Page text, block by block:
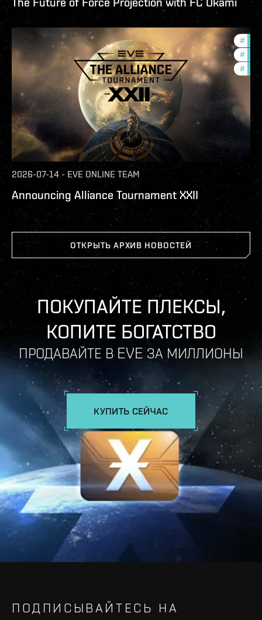
#
#
# in-
2026-07-14 - EVE ONLINE TEAM
Announcing Alliance Tournament XXII
ОТКРЫТЬ АРХИВ НОВОСТЕЙ
ПОКУПАЙТЕ ПЛЕКСЫ,
КОПИТЕ БОГАТСТВО
ПРОДАВАЙТЕ В EVE ЗА МИЛЛИОНЫ
КУПИТЬ СЕЙЧАС
ПОДПИСЫВАЙТЕСЬ НА